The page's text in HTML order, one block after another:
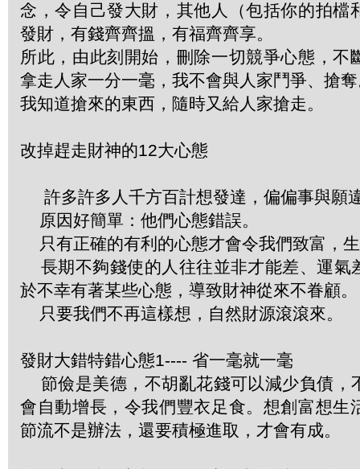
念，令自己發大財，其他人（包括你的拍檔
發財，有錢齊齊搵，有福齊齊享。
所此，由此刻開始，刪除一切競爭心態，不
拿走人家一分一毫，我不會與人家鬥爭、搶
我知道搶來的東西，隨時又給人家搶走。
改掉趕走財神的12大心態
許多許多人千方百計想發達，偏偏事與願
原因好簡單：他們心態錯誤。
只有正確的有利的心態才會令我們致富，
長期不夠錢使的人往往並非才能差、運氣
於不幸有著某些心態，導致財神從來不眷顧。
只要我們不再這樣想，自然財源滾滾來。
發財大錯特錯心態1---- 省一毫就一毫
節儉是美德，不胡亂花錢可以減少負債，
會自動增長，令我們豐衣足食。想創富想生
節流不是辦法，還要積極進取，才會有成。